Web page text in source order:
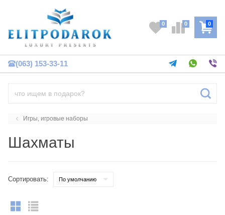
0
0 0
(063) 153-33-11
Игры, игровые наборы
Шахматы
Сортировать: